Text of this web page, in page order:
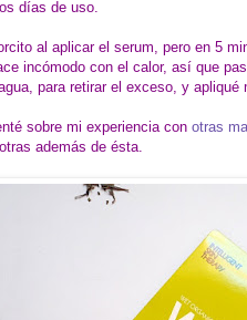
días de uso.
al aplicar el serum, pero en 5
incómodo con el calor, así que
para retirar el exceso, y apliqué
sobre mi experiencia con otras
además de ésta.